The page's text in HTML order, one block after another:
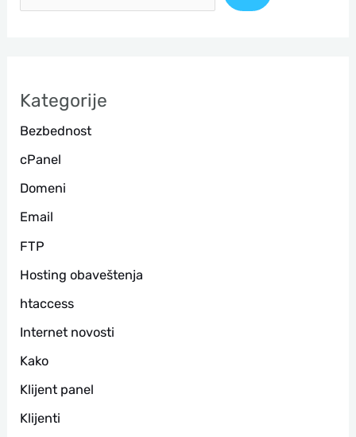
е
г
а
Kategorije
Bezbednost
cPanel
Domeni
Email
FTP
Hosting obaveštenja
htaccess
Internet novosti
Kako
Klijent panel
Klijenti